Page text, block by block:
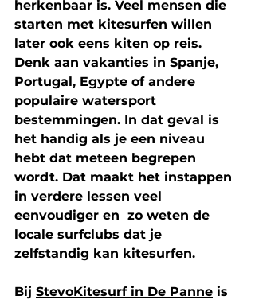
herkenbaar is. Veel mensen die
starten met kitesurfen willen
later ook eens kiten op reis.
Denk aan vakanties in Spanje,
Portugal, Egypte of andere
populaire watersport
bestemmingen. In dat geval is
het handig als je een niveau
hebt dat meteen begrepen
wordt. Dat maakt het instappen
in verdere lessen veel
eenvoudiger en  zo weten de
locale surfclubs dat je
zelfstandig kan kitesurfen.
Bij StevoKitesurf in De Panne is